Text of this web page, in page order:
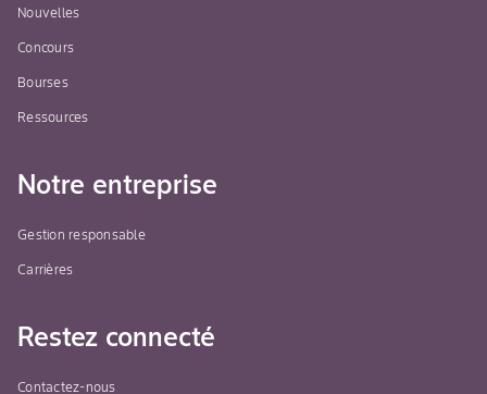
Nouvelles
Concours
Bourses
Ressources
Notre entreprise
Gestion responsable
Carrières
Restez connecté
Contactez-nous